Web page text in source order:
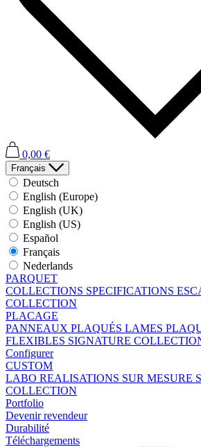
0,00 €
Français
Deutsch
English (Europe)
English (UK)
English (US)
Español
Français
Nederlands
PARQUET
COLLECTIONS SPECIFICATIONS
COLLECTION
PLACAGE
PANNEAUX PLAQUÉS LAMES
FLEXIBLES SIGNATURE
Configurer
CUSTOM
LABO REALISATIONS SUR MESURE
COLLECTION
Portfolio
Devenir revendeur
Durabilité
Téléchargements